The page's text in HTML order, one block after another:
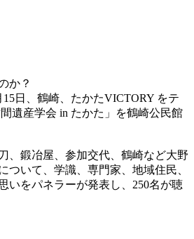
か？
15日、鶴崎、たかたVICTORY をテ
遺産学会 in たかた」を鶴崎公民館
、鍛冶屋、参加交代、鶴崎など大野
ついて、学識、専門家、地域住民、
いをパネラーが発表し、250名が聴